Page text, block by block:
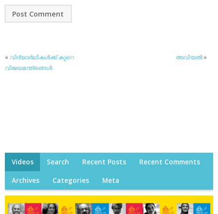
« വിദ്യാര്‍ഥികള്‍ക്ക് കുറെ
വിജയമന്ത്രങ്ങള്‍
അവിയല്‍»
Videos Search Recent Posts Recent Comments
Archives Categories Meta